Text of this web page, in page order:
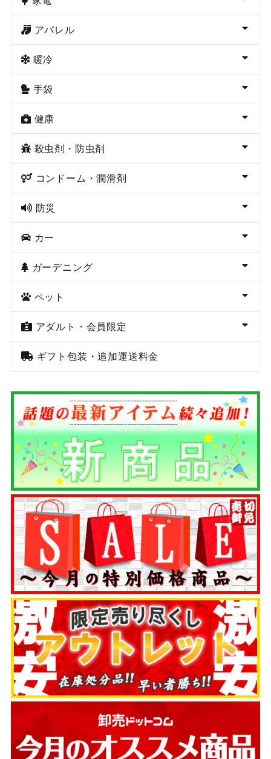
アパレル
暖冷
手袋
健康
殺虫剤・防虫剤
コンドーム・潤滑剤
防災
カー
ガーデニング
ペット
アダルト・会員限定
ギフト包装・追加運送料金